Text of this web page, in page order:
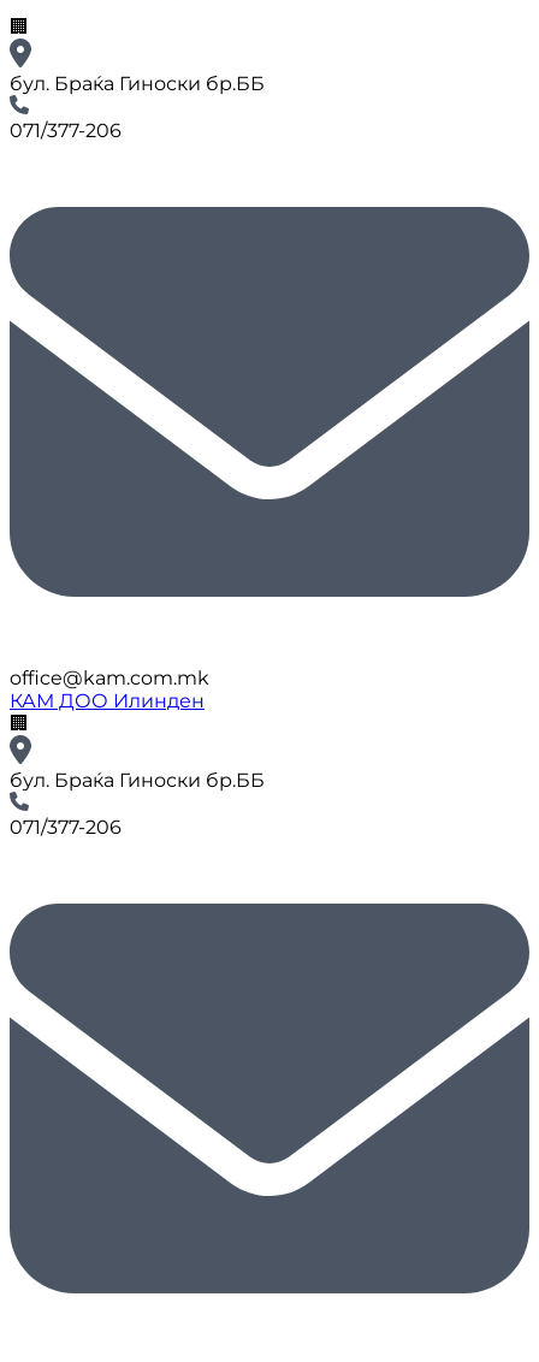
🏢
бул. Браќа Гиноски бр.ББ
071/377-206
office@kam.com.mk
КАМ ДОО Илинден
🏢
бул. Браќа Гиноски бр.ББ
071/377-206